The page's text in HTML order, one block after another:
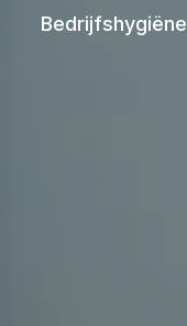
Bedrijfshygiëne